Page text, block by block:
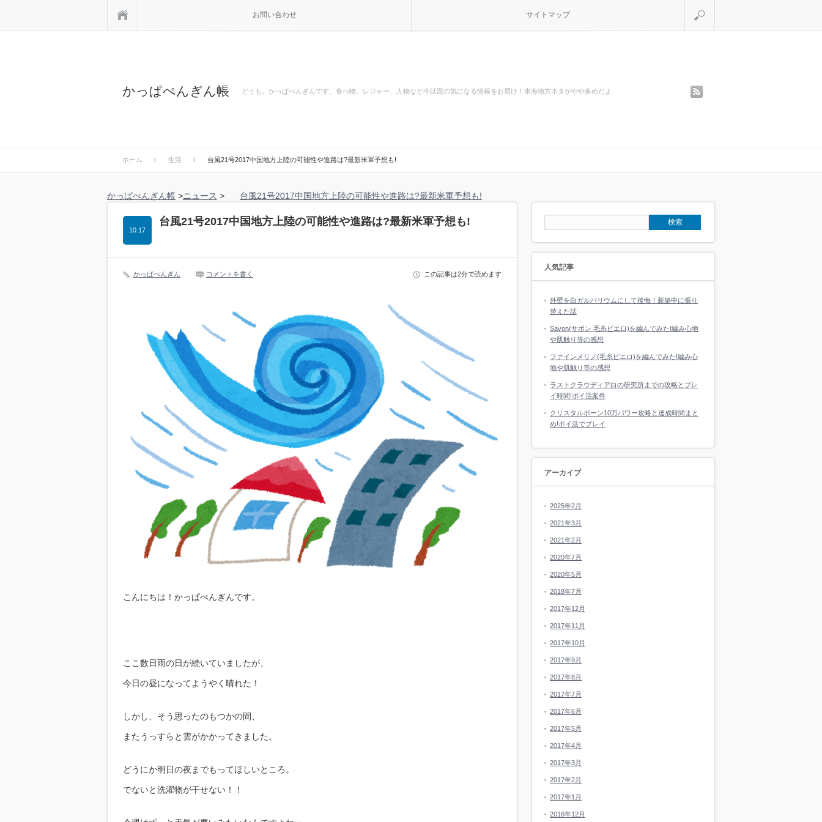
お問い合わせ サイトマップ
かっぱぺんぎん帳 どうも。かっぱぺんぎんです。食べ物、レジャー、人物など今話題の気になる情報をお届け！東海地方ネタがやや多めだよ
ホーム 生活 台風21号2017中国地方上陸の可能性や進路は?最新米軍予想も!
かっぱぺんぎん帳 >ニュース > 台風21号2017中国地方上陸の可能性や進路は?最新米軍予想も!
台風21号2017中国地方上陸の可能性や進路は?最新米軍予想も!
10.17
かっぱぺんぎん コメントを書く この記事は2分で読めます
こんにちは！かっぱぺんぎんです。
ここ数日雨の日が続いていましたが、
今日の昼になってようやく晴れた！
しかし、そう思ったのもつかの間、
またうっすらと雲がかかってきました。
どうにか明日の夜までもってほしいところ。
でないと洗濯物が干せない！！
人気記事
外壁を白ガルバリウムにして後悔！新築中に張り
替えた話
Savon(サボン 毛糸ピエロ)を編んでみた!編み心地
や肌触り等の感想
ファインメリノ(毛糸ピエロ)を編んでみた!編み心
地や肌触り等の感想
ラストクラウディア白の研究所までの攻略とプレ
イ時間!ポイ活案件
クリスタルボーン10万パワー攻略と達成時間まと
め!ポイ活でプレイ
アーカイブ
2025年2月
2021年3月
2021年2月
2020年7月
2020年5月
2018年7月
2017年12月
2017年11月
2017年10月
2017年9月
2017年8月
2017年7月
2017年6月
2017年5月
2017年4月
2017年3月
2017年2月
2017年1月
2016年12月